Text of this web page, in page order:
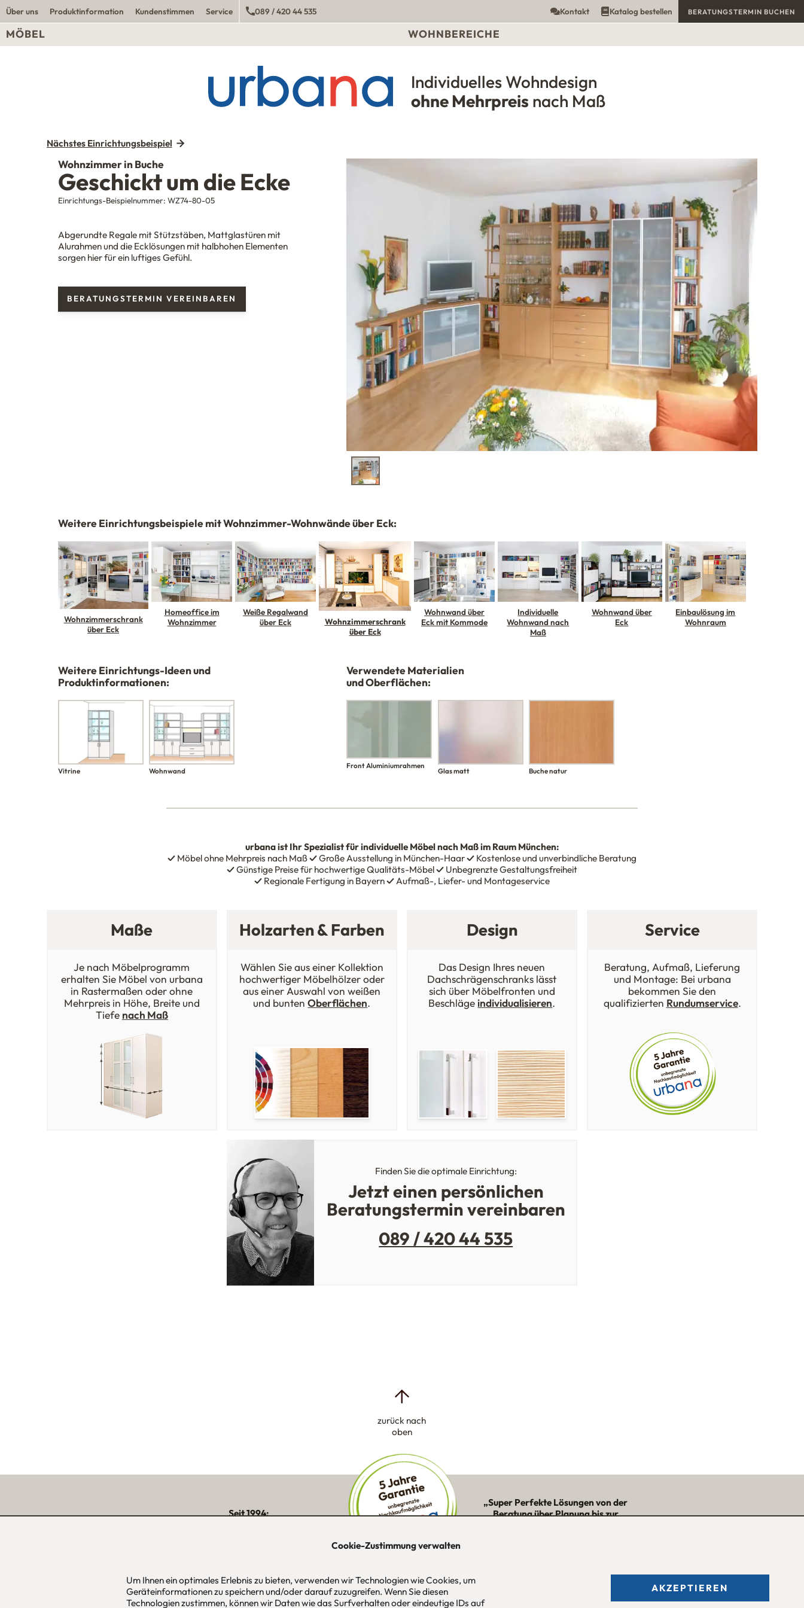
Cookie-Zustimmung verwalten
Um Ihnen ein optimales Erlebnis zu bieten, verwenden wir Technologien wie Cookies, um
Geräteinformationen zu speichern und/oder darauf zuzugreifen. Wenn Sie diesen
Technologien zustimmen, können wir Daten wie das Surfverhalten oder eindeutige IDs auf
AKZEPTIEREN
Urbana Möbel
Individuelles Wohndesign
ohne Mehrpreis nach Maß
Über uns Produktinformation Kundenstimmen Service 089 / 420 44 535 Kontakt Katalog bestellen BERATUNGSTERMIN BUCHEN
MÖBEL WOHNBEREICHE
Nächstes Einrichtungsbeispiel
Wohnzimmer in Buche
Geschickt um die Ecke
Einrichtungs-Beispielnummer: WZ74-80-05
Abgerundte Regale mit Stützstäben, Mattglastüren mit
Alurahmen und die Ecklösungen mit halbhohen Elementen
sorgen hier für ein luftiges Gefühl.
BERATUNGSTERMIN VEREINBAREN
Weitere Einrichtungsbeispiele mit Wohnzimmer-Wohnwände über Eck:
Wohnzimmerschrank
über Eck
Homeoffice im
Wohnzimmer
Weiße Regalwand
über Eck
Wohnzimmerschrank
über Eck
Wohnwand über
Eck mit Kommode
Individuelle
Wohnwand nach
Maß
Wohnwand über
Eck
Einbaulösung im
Wohnraum
Weitere Einrichtungs-Ideen und
Produktinformationen:
Vitrine Wohnwand
Verwendete Materialien
und Oberflächen:
Front Aluminiumrahmen
Glas matt Buche natur
urbanaist Ihr Spezialist für individuelle Möbel nach Maß im Raum München:
✓Möbel ohne Mehrpreis nach Maß✓Große Ausstellung in München-Haar✓Kostenlose und unverbindliche Beratung
✓Günstige Preise für hochwertige Qualitäts-Möbel✓Unbegrenzte Gestaltungsfreiheit
✓Regionale Fertigung in Bayern✓Aufmaß-, Liefer- und Montageservice
Maße
Je nach Möbelprogramm
erhalten Sie Möbel von urbana
in Rastermaßen oder ohne
Mehrpreis in Höhe, Breite und
Tiefe nach Maß
Holzarten & Farben
Wählen Sie aus einer Kollektion
hochwertiger Möbelhölzer oder
aus einer Auswahl von weißen
und buntenOberflächen.
Design
Das Design Ihres neuen
Dachschrägenschranks lässt
sich über Möbelfronten und
Beschläge individualisieren.
Service
Beratung, Aufmaß, Lieferung
und Montage: Bei urbana
bekommen Sie den
qualifizierten Rundumservice.
Finden Sie die optimale Einrichtung:
Jetzt einen persönlichen
Beratungstermin vereinbaren
089 / 420 44 535
zurück nach
oben
Seit 1994:
„Super Perfekte Lösungen von der
Beratung über Planung bis zur
urbana möbel
Hans Pinsel-Str. 1
Tel
089 / 420 44 535
Möbelgeschäfts: